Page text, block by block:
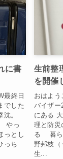
に書
最終日
でした
。
やっ
っとし
っち
生前整
を開催
おはよ
バイザー
にある
理と防災
る 暮ら
野邦枝
生...